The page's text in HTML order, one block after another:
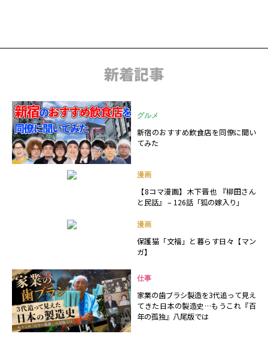
新着記事
グルメ
新宿のおすすめ飲食店を同僚に聞い
てみた
漫画
【8コマ漫画】木下晋也 『柳田さん
と民話』 – 126話「狐の嫁入り」
漫画
保護猫「文福」と暮らす日々【マン
ガ】
仕事
家業の歯ブラシ製造を3代追って見え
てきた日本の製造史…もうこれ『百
年の孤独』八尾版では